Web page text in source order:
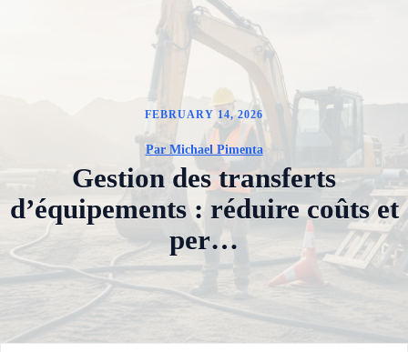
FEBRUARY 14, 2026
Par Michael Pimenta
Gestion des transferts
d’équipements : réduire coûts et
per…